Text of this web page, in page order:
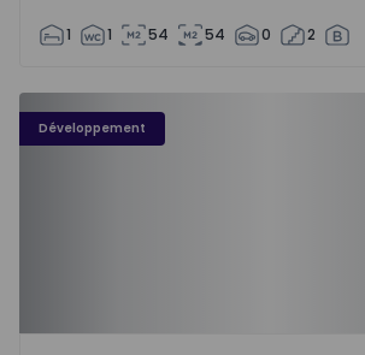
1 1 54 54 0 2
Développement